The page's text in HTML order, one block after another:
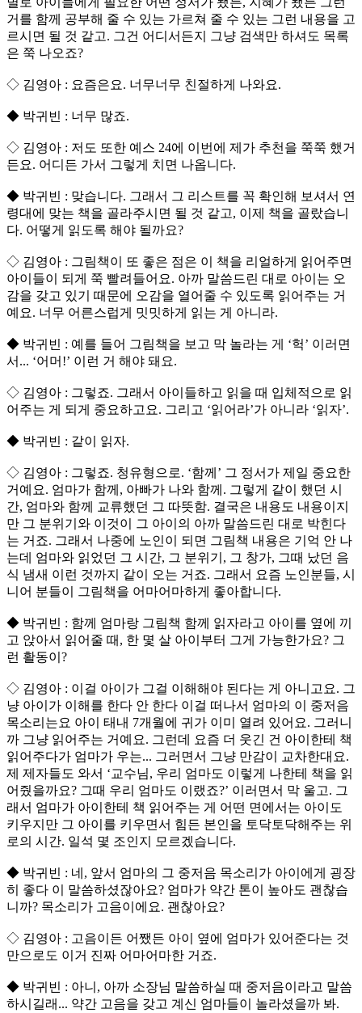
거를 함께 공부해 줄 수 있는 가르쳐 줄 수 있는 그런 내용을 고
르시면 될 것 같고. 그건 어디서든지 그냥 검색만 하셔도 목록
은 쭉 나오죠?
◇ 김영아 : 요즘은요. 너무너무 친절하게 나와요.
◆ 박귀빈 : 너무 많죠.
◇ 김영아 : 저도 또한 예스 24에 이번에 제가 추천을 쭉쭉 했거
든요. 어디든 가서 그렇게 치면 나옵니다.
◆ 박귀빈 : 맞습니다. 그래서 그 리스트를 꼭 확인해 보셔서 연
령대에 맞는 책을 골라주시면 될 것 같고, 이제 책을 골랐습니
다. 어떻게 읽도록 해야 될까요?
◇ 김영아 : 그림책이 또 좋은 점은 이 책을 리얼하게 읽어주면
아이들이 되게 쭉 빨려들어요. 아까 말씀드린 대로 아이는 오
감을 갖고 있기 때문에 오감을 열어줄 수 있도록 읽어주는 거
예요. 너무 어른스럽게 밋밋하게 읽는 게 아니라.
◆ 박귀빈 : 예를 들어 그림책을 보고 막 놀라는 게 ‘헉’ 이러면
서... ‘어머!’ 이런 거 해야 돼요.
◇ 김영아 : 그렇죠. 그래서 아이들하고 읽을 때 입체적으로 읽
어주는 게 되게 중요하고요. 그리고 ‘읽어라’가 아니라 ‘읽자’.
◆ 박귀빈 : 같이 읽자.
◇ 김영아 : 그렇죠. 청유형으로. ‘함께’ 그 정서가 제일 중요한
거예요. 엄마가 함께, 아빠가 나와 함께. 그렇게 같이 했던 시
간, 엄마와 함께 교류했던 그 따뜻함. 결국은 내용도 내용이지
만 그 분위기와 이것이 그 아이의 아까 말씀드린 대로 박힌다
는 거죠. 그래서 나중에 노인이 되면 그림책 내용은 기억 안 나
는데 엄마와 읽었던 그 시간, 그 분위기, 그 창가, 그때 났던 음
식 냄새 이런 것까지 같이 오는 거죠. 그래서 요즘 노인분들, 시
니어 분들이 그림책을 어마어마하게 좋아합니다.
◆ 박귀빈 : 함께 엄마랑 그림책 함께 읽자라고 아이를 옆에 끼
고 앉아서 읽어줄 때, 한 몇 살 아이부터 그게 가능한가요? 그
런 활동이?
◇ 김영아 : 이걸 아이가 그걸 이해해야 된다는 게 아니고요. 그
냥 아이가 이해를 한다 안 한다 이걸 떠나서 엄마의 이 중저음
목소리는요 아이 태내 7개월에 귀가 이미 열려 있어요. 그러니
까 그냥 읽어주는 거예요. 그런데 요즘 더 웃긴 건 아이한테 책
읽어주다가 엄마가 우는... 그러면서 그냥 만감이 교차한대요.
제 제자들도 와서 ‘교수님, 우리 엄마도 이렇게 나한테 책을 읽
어줬을까요? 그때 우리 엄마도 이랬죠?’ 이러면서 막 울고. 그
래서 엄마가 아이한테 책 읽어주는 게 어떤 면에서는 아이도
키우지만 그 아이를 키우면서 힘든 본인을 토닥토닥해주는 위
로의 시간. 일석 몇 조인지 모르겠습니다.
◆ 박귀빈 : 네, 앞서 엄마의 그 중저음 목소리가 아이에게 굉장
히 좋다 이 말씀하셨잖아요? 엄마가 약간 톤이 높아도 괜찮습
니까? 목소리가 고음이에요. 괜찮아요?
◇ 김영아 : 고음이든 어쨌든 아이 옆에 엄마가 있어준다는 것
만으로도 이거 진짜 어마어마한 거죠.
◆ 박귀빈 : 아니, 아까 소장님 말씀하실 때 중저음이라고 말씀
하시길래... 약간 고음을 갖고 계신 엄마들이 놀라셨을까 봐.